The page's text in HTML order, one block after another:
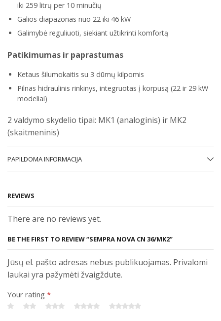
iki 259 litrų per 10 minučių
Galios diapazonas nuo 22 iki 46 kW
Galimybė reguliuoti, siekiant užtikrinti komfortą
Patikimumas ir paprastumas
Ketaus šilumokaitis su 3 dūmų kilpomis
Pilnas hidraulinis rinkinys, integruotas į korpusą (22 ir 29 kW
modeliai)
2 valdymo skydelio tipai: MK1 (analoginis) ir MK2
(skaitmeninis)
PAPILDOMA INFORMACIJA
REVIEWS
There are no reviews yet.
BE THE FIRST TO REVIEW “SEMPRA NOVA CN 36/MK2”
Jūsų el. pašto adresas nebus publikuojamas. Privalomi
laukai yra pažymėti žvaigždute.
Your rating *